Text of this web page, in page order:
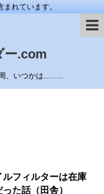
れています。
ー.com
周、いつかは……..
フィルターは在庫
た話（田舎）